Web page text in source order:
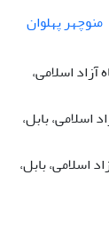
منوچهر پهلوان
اسلامی،
اسلامی، بابل،
اسلامی، بابل،